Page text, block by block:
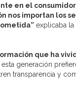
en el
nos importan los
explicaba la
que ha
generación
transparencia y